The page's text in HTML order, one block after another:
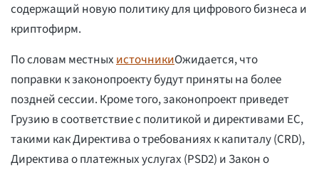
содержащий новую политику для цифрового бизнеса и
криптофирм.
По словам местныхисточникиОжидается, что
поправки к законопроекту будут приняты на более
поздней сессии. Кроме того, законопроект приведет
Грузию в соответствие с политикой и директивами ЕС,
такими как Директива о требованиях к капиталу (CRD),
Директива о платежных услугах (PSD2) и Закон о